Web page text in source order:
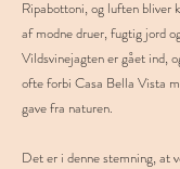
Ripabottoni, og luften bliver
af modne druer, fugtig jord
Vildsvinejagten er gået ind,
ofte forbi Casa Bella Vista
gave fra naturen.
Det er i denne stemning, at